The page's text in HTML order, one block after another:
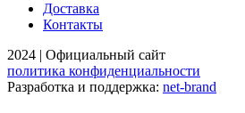
Доставка
Контакты
2024 | Официальный сайт
политика конфиденциальности
Разработка и поддержка: net-brand